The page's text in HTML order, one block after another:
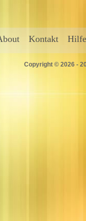
Kontakt Hilfe
Copyright © 2026 -